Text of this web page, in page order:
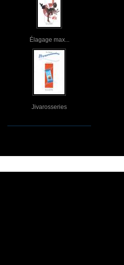
Élagage max...
Jivarosseries